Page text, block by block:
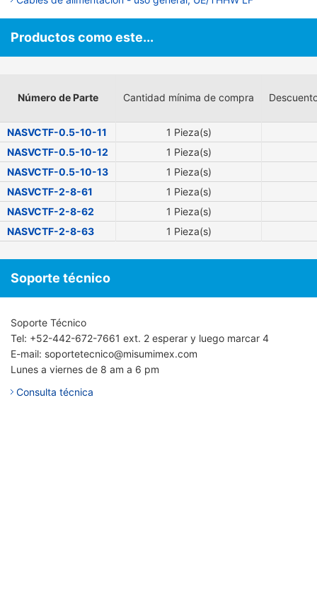
Productos como este...
Número de Parte Cantidad mínima de compra
NASVCTF-0.5-10-11
1 Pieza(s)
NASVCTF-0.5-10-12
1 Pieza(s)
NASVCTF-0.5-10-13
1 Pieza(s)
NASVCTF-2-8-61
1 Pieza(s)
NASVCTF-2-8-62
1 Pieza(s)
NASVCTF-2-8-63
1 Pieza(s)
Soporte técnico
Soporte Técnico
Tel: +52-442-672-7661 ext. 2 esperar y luego marcar 4
E-mail: soportetecnico@misumimex.com
Lunes a viernes de 8 am a 6 pm
Consulta técnica